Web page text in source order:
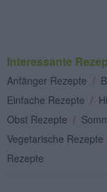
Interessante
Anfänger Rezepte /
Einfache Rezepte /
Obst Rezepte /
Vegetarische Rezepte
Rezepte